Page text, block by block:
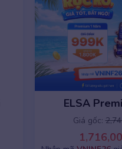
ELSA
Giá gốc: